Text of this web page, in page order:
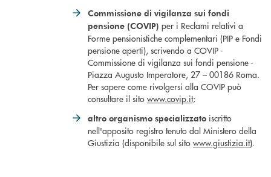
Commissione di vigilanza sui fondi
pensione (COVIP) per i Reclami relativi a
Forme pensionistiche complementari (PIP e Fondi
pensione aperti), scrivendo a COVIP -
Commissione di vigilanza sui fondi pensione -
Piazza Augusto Imperatore, 27 – 00186 Roma.
Per sapere come rivolgersi alla COVIP può
consultare il sito www.covip.it;
altro organismo specializzato iscritto
nell'apposito registro tenuto dal Ministero della
Giustizia (disponibile sul sito www.giustizia.it).